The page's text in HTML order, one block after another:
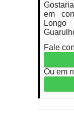
em
Fale
Ou em